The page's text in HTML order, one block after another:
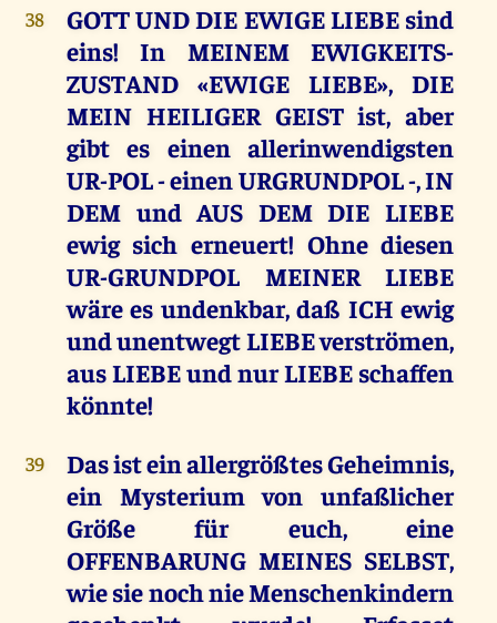
38
GOTT UND DIE EWIGE LIEBE sind
eins! In MEINEM EWIGKEITS-
ZUSTAND «EWIGE LIEBE», DIE
MEIN HEILIGER GEIST ist, aber
gibt es einen allerinwendigsten
UR-POL - einen URGRUNDPOL -, IN
DEM und AUS DEM DIE LIEBE
ewig sich erneuert! Ohne diesen
UR-GRUNDPOL MEINER LIEBE
wäre es undenkbar, daß ICH ewig
und unentwegt LIEBE verströmen,
aus LIEBE und nur LIEBE schaffen
könnte!
39
Das ist ein allergrößtes Geheimnis,
ein Mysterium von unfaßlicher
Größe für euch, eine
OFFENBARUNG MEINES SELBST,
wie sie noch nie Menschenkindern